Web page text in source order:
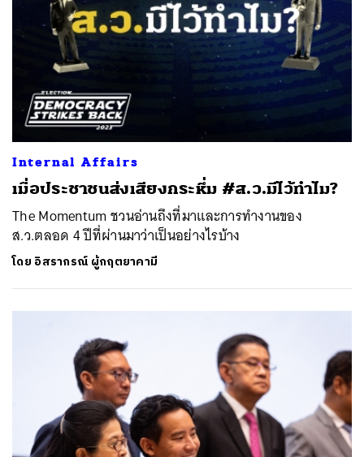
Internal Affairs
เมื่อประชาชนส่งเสียงกระหึ่ม #ส.ว.มีไว้ทำไม?
The Momentum ชวนอ่านถึงที่มาและการทำงานของ
ส.ว.ตลอด 4 ปีที่ผ่านมาว่าเป็นอย่างไรบ้าง
โดย อิสรากรณ์ ผู้กฤตยาคามี